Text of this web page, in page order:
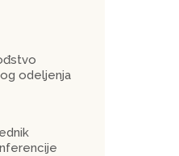
odeljenja